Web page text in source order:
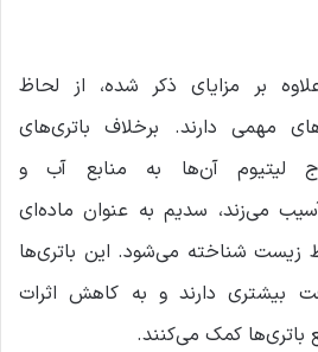
بر مزایای ذکر شده، از لحاظ
مهمی دارند. برخلاف باتری‌های
لیتیوم آن‌ها به منابع آب و
می‌زند، سدیم به عنوان ماده‌ای
زیست شناخته می‌شود. این باتری‌ها
بیشتری دارند و به کاهش اثرات
کمک می‌کنند.